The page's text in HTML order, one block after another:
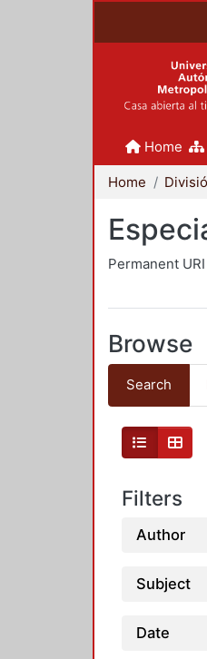
Home
Home
Permanent
Browse
Search
Filters
Author
Subject
Date